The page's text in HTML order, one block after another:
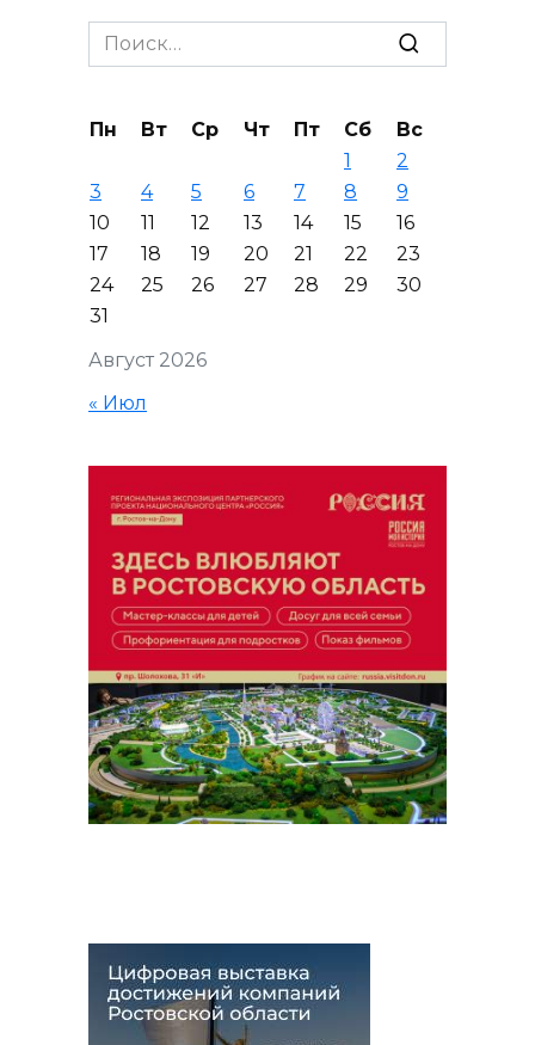
Search
for:
Август 2026
Пн Вт Ср Чт Пт Сб
Вс
1
2
3
4 5 6 7 8
9
10
11 12 13 14 15
16
17
18 19 20 21 22
23
24
25 26 27 28 29
30
31
« Июл